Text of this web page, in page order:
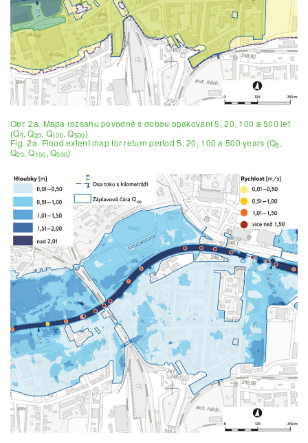
Obr. 2a. Mapa rozsahu povodně s dobou opakování 5, 20, 100 a 500 let
(Q5, Q20, Q100, Q500)
Fig. 2a. Flood extent map for return period 5, 20, 100 a 500 years (Q5,
Q20, Q100, Q500)